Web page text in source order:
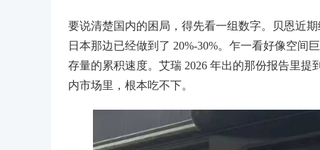
要说清楚国内的困局，得先看一组数字。贝恩近
日本那边已经做到了 20%-30%。乍一看好像空
存量的累积速度。艾瑞 2026 年出的那份报告里提
内市场里，根本吃不下。